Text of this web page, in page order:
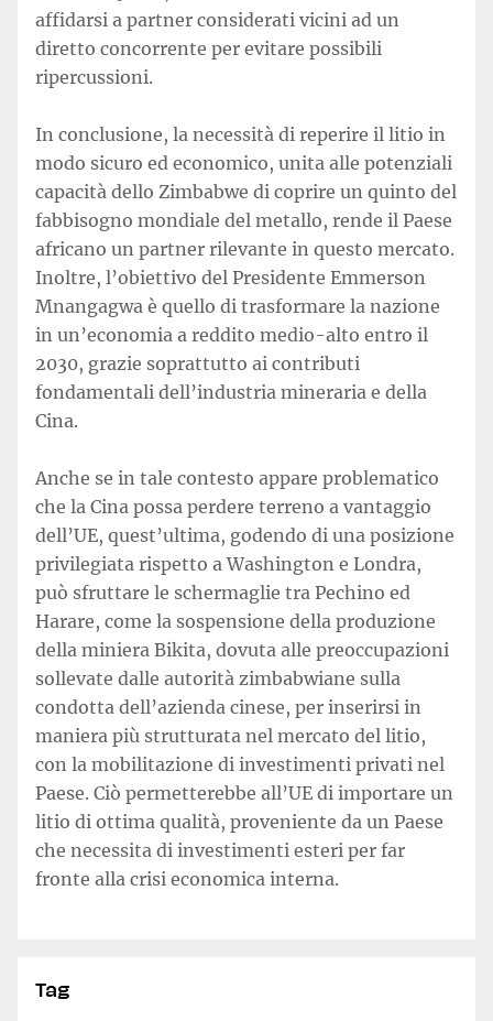
affidarsi a partner considerati vicini ad un
diretto concorrente per evitare possibili
ripercussioni.
In conclusione, la necessità di reperire il litio in
modo sicuro ed economico, unita alle potenziali
capacità dello Zimbabwe di coprire un quinto del
fabbisogno mondiale del metallo, rende il Paese
africano un partner rilevante in questo mercato.
Inoltre, l’obiettivo del Presidente Emmerson
Mnangagwa è quello di trasformare la nazione
in un’economia a reddito medio-alto entro il
2030, grazie soprattutto ai contributi
fondamentali dell’industria mineraria e della
Cina.
Anche se in tale contesto appare problematico
che la Cina possa perdere terreno a vantaggio
dell’UE, quest’ultima, godendo di una posizione
privilegiata rispetto a Washington e Londra,
può sfruttare le schermaglie tra Pechino ed
Harare, come la sospensione della produzione
della miniera Bikita, dovuta alle preoccupazioni
sollevate dalle autorità zimbabwiane sulla
condotta dell’azienda cinese, per inserirsi in
maniera più strutturata nel mercato del litio,
con la mobilitazione di investimenti privati nel
Paese. Ciò permetterebbe all’UE di importare un
litio di ottima qualità, proveniente da un Paese
che necessita di investimenti esteri per far
fronte alla crisi economica interna.
Tag